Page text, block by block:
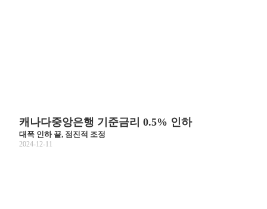
캐나다중앙은행 기준금리 0.5% 인하
대폭 인하 끝, 점진적 조정
2024-12-11